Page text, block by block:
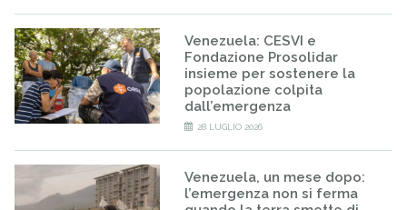
Venezuela: CESVI e
Fondazione Prosolidar
insieme per sostenere la
popolazione colpita
dall’emergenza
28 LUGLIO 2026
Venezuela, un mese dopo:
l’emergenza non si ferma